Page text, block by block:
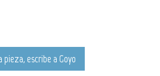
escribe a Goyo